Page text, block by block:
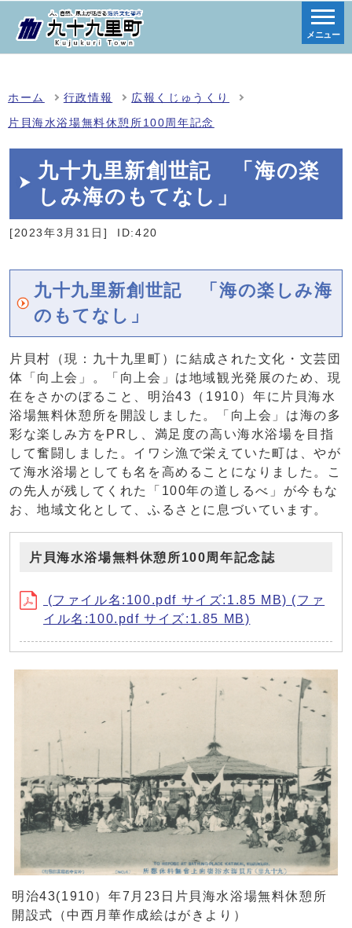
メニュー
ホーム 行政情報 広報くじゅうくり
片貝海水浴場無料休憩所100周年記念
九十九里新創世記 「海の楽
しみ海のもてなし」
[2023年3月31日] ID:420
九十九里新創世記 「海の楽しみ海
のもてなし」
片貝村（現：九十九里町）に結成された文化・文芸団
体「向上会」。「向上会」は地域観光発展のため、現
在をさかのぼること、明治43（1910）年に片貝海水
浴場無料休憩所を開設しました。「向上会」は海の多
彩な楽しみ方をPRし、満足度の高い海水浴場を目指
して奮闘しました。イワシ漁で栄えていた町は、やが
て海水浴場としても名を高めることになりました。こ
の先人が残してくれた「100年の道しるべ」が今もな
お、地域文化として、ふるさとに息づいています。
片貝海水浴場無料休憩所100周年記念誌
(ファイル名:100.pdf サイズ:1.85 MB) (ファ
イル名:100.pdf サイズ:1.85 MB)
明治43(1910）年7月23日片貝海水浴場無料休憩所
開設式（中西月華作成絵はがきより）